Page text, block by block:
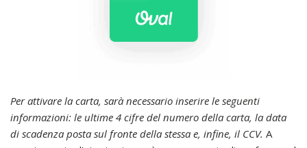
Per attivare la carta, sarà necessario inserire le seguenti
informazioni: le ultime 4 cifre del numero della carta, la data
di scadenza posta sul fronte della stessa e, infine, il CCV. A